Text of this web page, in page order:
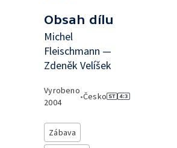
Obsah dílu
Michel
Fleischmann —
Zdeněk Velíšek
Vyrobeno
2004
•Česko
Zábava